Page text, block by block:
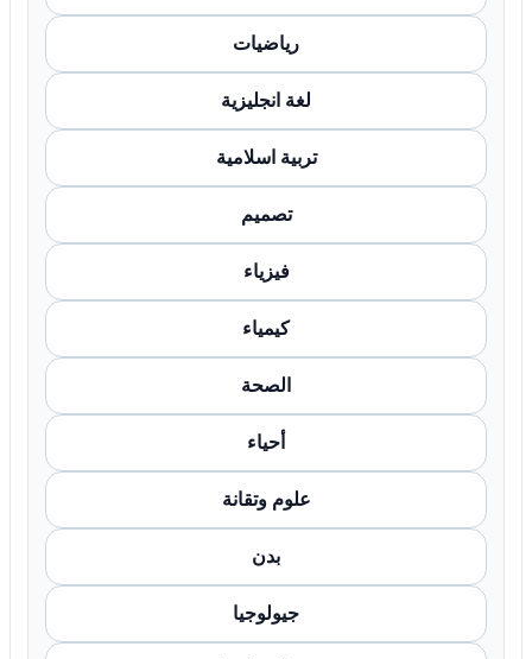
رياضيات
لغة انجليزية
تربية اسلامية
تصميم
فيزياء
كيمياء
الصحة
أحياء
علوم وتقانة
بدن
جيولوجيا